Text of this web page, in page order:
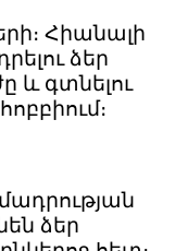
Հիանալի
ձեր
և գտնելու
ձեր